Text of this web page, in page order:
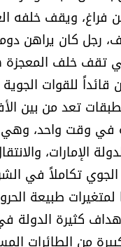
فراغ، ويقف خلفه
رجل كان يراهن
تقف خلف
للقوات
تعد من بين
في وقت واحد،
الإمارات،
الجوي تكاملاً في
طبيعة
كثيرة الدولة